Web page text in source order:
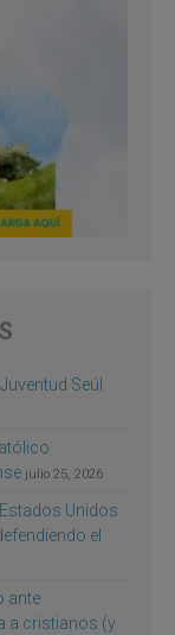
Seúl
julio 25, 2026
Unidos
el
ante
a cristianos (y